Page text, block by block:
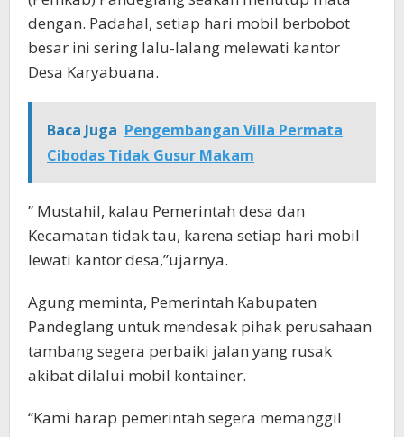
dengan. Padahal, setiap hari mobil berbobot
besar ini sering lalu-lalang melewati kantor
Desa Karyabuana.
Baca Juga Pengembangan Villa Permata
Cibodas Tidak Gusur Makam
” Mustahil, kalau Pemerintah desa dan
Kecamatan tidak tau, karena setiap hari mobil
lewati kantor desa,”ujarnya.
Agung meminta, Pemerintah Kabupaten
Pandeglang untuk mendesak pihak perusahaan
tambang segera perbaiki jalan yang rusak
akibat dilalui mobil kontainer.
“Kami harap pemerintah segera memanggil